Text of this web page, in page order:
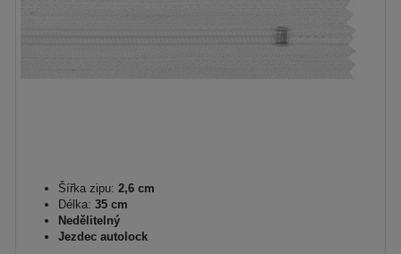
Šířka zipu: 2,6 cm
Délka: 35 cm
Nedělitelný
Jezdec autolock